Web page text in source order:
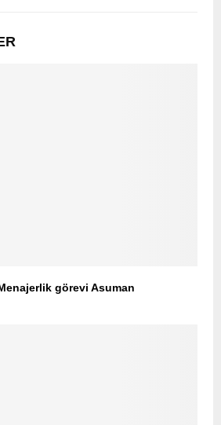
görevi Asuman